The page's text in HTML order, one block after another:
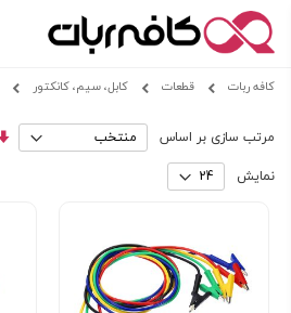
to
کافه ربات قطعات کابل، سیم، کانکتور
مرتب سازی بر اساس
نمایش